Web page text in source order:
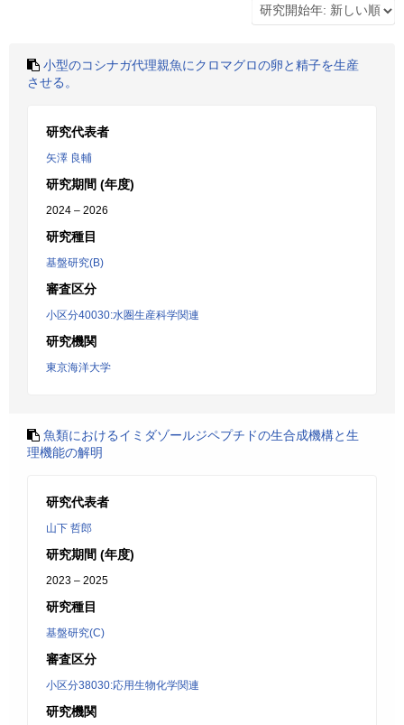
小型のコシナガ代理親魚にクロマグロの卵と精子を生産
させる。
研究代表者
矢澤 良輔
研究期間 (年度)
2024 – 2026
研究種目
基盤研究(B)
審査区分
小区分40030:水圏生産科学関連
研究機関
東京海洋大学
魚類におけるイミダゾールジペプチドの生合成機構と生
理機能の解明
研究代表者
山下 哲郎
研究期間 (年度)
2023 – 2025
研究種目
基盤研究(C)
審査区分
小区分38030:応用生物化学関連
研究機関